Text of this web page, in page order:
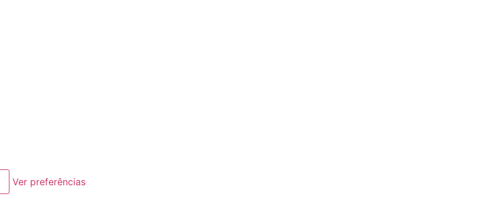
Ver preferências